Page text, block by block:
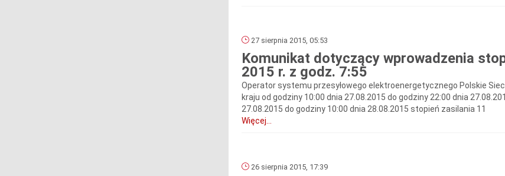
27 sierpnia 2015, 05:53
Komunikat dotyczący wprowadzenia
2015 r. z godz. 7:55
Operator systemu przesyłowego elektroenergetycznego Polskie
kraju od godziny 10:00 dnia 27.08.2015 do godziny 22:00 dnia
27.08.2015 do godziny 10:00 dnia 28.08.2015 stopień zasilania 11
Więcej...
26 sierpnia 2015, 17:39